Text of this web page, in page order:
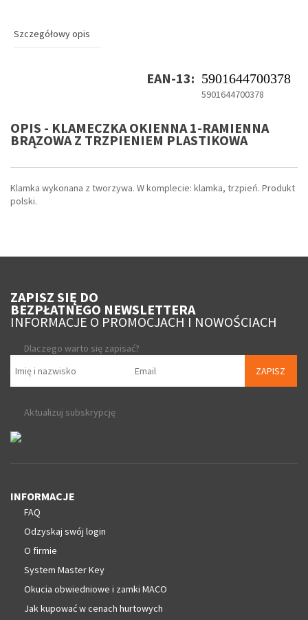
Szczegółowy opis
EAN-13: 5901644700378
5901644700378
OPIS - KLAMECZKA OKIENNA 1-RAMIENNA
BRĄZOWA Z TRZPIENIEM PLASTIKOWA
Klamka wykonana z tworzywa. W komplecie: klamka, trzpień. Produkt
polski.
ZAPISZ SIĘ DO
BEZPŁATNEGO NEWSLETTERA
INFORMACJE O PROMOCJACH I NOWOŚCIACH
Dlaczego warto się zapisać?
ZAPISZ
Aktualizuj subskrypcję
INFORMACJE
FAQ
Odzyskaj swój login
O firmie
System Master Key
Okucia obwiedniowe i zamki MACO
Jak kupować w cenach hurtowych